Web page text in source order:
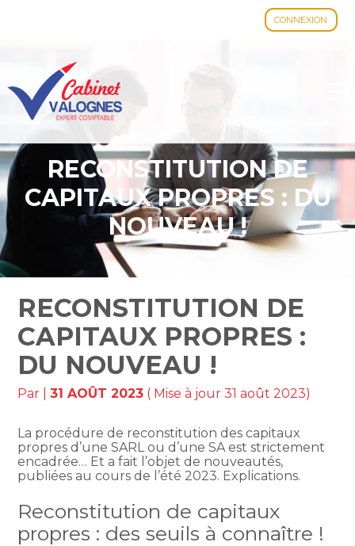
CONNEXION
Aller
contenu
RECONSTITUTION DE
CAPITAUX PROPRES : DU
NOUVEAU !
RECONSTITUTION DE
CAPITAUX PROPRES :
DU NOUVEAU !
Par |31 AOÛT 2023 ( Mise à jour 31 août 2023)
La procédure de reconstitution des capitaux
propres d’une SARL ou d’une SA est strictement
encadrée… Et a fait l’objet de nouveautés,
publiées au cours de l’été 2023. Explications.
Reconstitution de capitaux
propres : des seuils à connaître !